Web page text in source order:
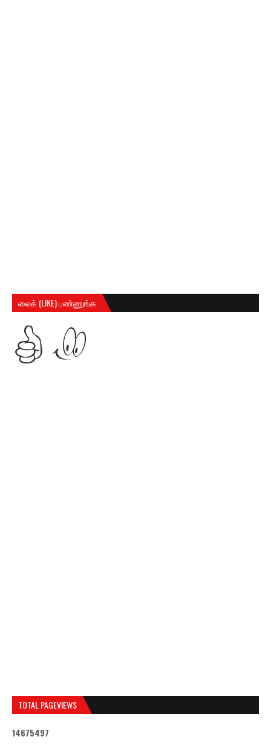
லைக் (LIKE) பண்ணுங்க
TOTAL PAGEVIEWS
14675497